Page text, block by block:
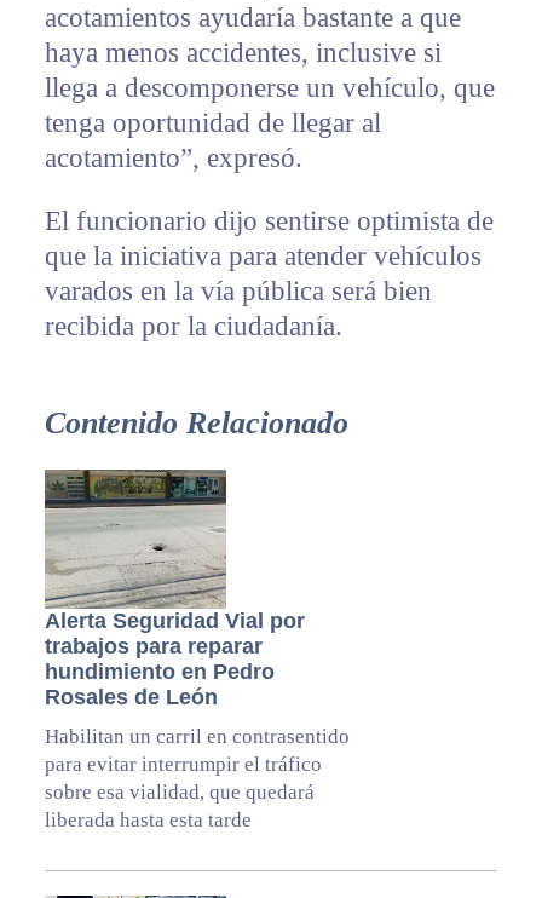
acotamientos ayudaría bastante a que
haya menos accidentes, inclusive si
llega a descomponerse un vehículo, que
tenga oportunidad de llegar al
acotamiento”, expresó.
El funcionario dijo sentirse optimista de
que la iniciativa para atender vehículos
varados en la vía pública será bien
recibida por la ciudadanía.
Contenido Relacionado
Alerta Seguridad Vial por
trabajos para reparar
hundimiento en Pedro
Rosales de León
Habilitan un carril en contrasentido
para evitar interrumpir el tráfico
sobre esa vialidad, que quedará
liberada hasta esta tarde